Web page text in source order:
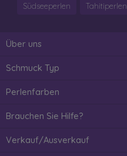
Südseeperlen Tahitiperlen
Über uns
Schmuck Typ
Perlenfarben
Brauchen Sie Hilfe?
Verkauf/Ausverkauf